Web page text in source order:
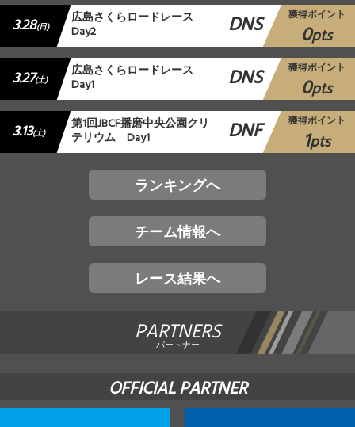
3.28(日) 広島さくらロードレース
Day2 DNS 獲得ポイント
0pts
3.27(土) 広島さくらロードレース
Day1 DNS 獲得ポイント
0pts
3.13(土) 第1回JBCF播磨中央公園クリ
テリウム Day1 DNF 獲得ポイント
1pts
ランキングへ
チーム情報へ
レース結果へ
PARTNERS
パートナー
OFFICIAL PARTNER